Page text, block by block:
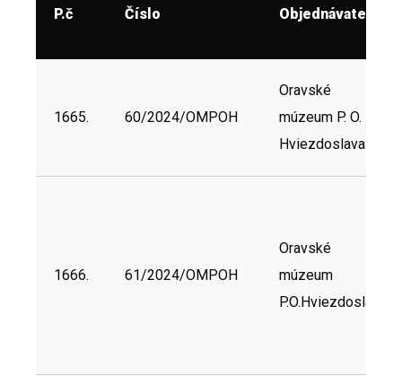
P.č Číslo Objednávateľ
1665. 60/2024/OMPOH
Oravské
múzeum P. O.
Hviezdoslava
1666. 61/2024/OMPOH
Oravské
múzeum
P.O.Hviezdoslava